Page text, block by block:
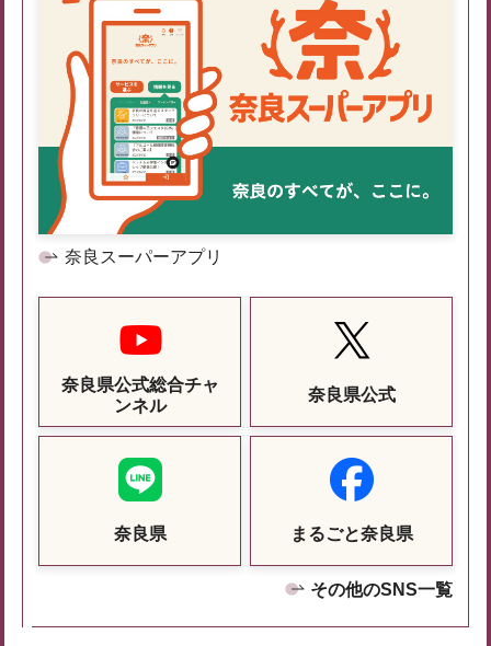
奈良スーパーアプリ
奈良県公式総合チャ
ンネル
奈良県公式
奈良県 まるごと奈良県
その他のSNS一覧